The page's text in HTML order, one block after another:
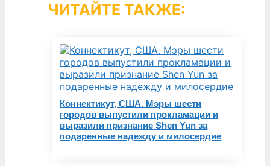
ЧИТАЙТЕ ТАКЖЕ:
Коннектикут, США. Мэры шести
городов выпустили прокламации и
выразили признание Shen Yun за
подаренные надежду и милосердие